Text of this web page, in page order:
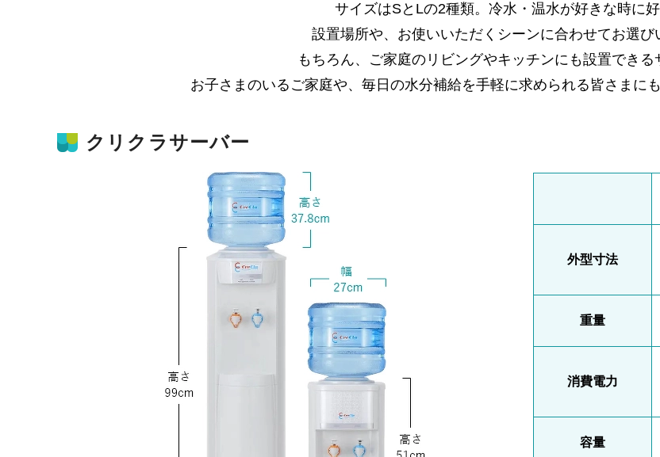
サイズはSとLの2種類。冷水・温水が好きな時に好
設置場所や、お使いいただくシーンに合わせてお選び
もちろん、ご家庭のリビングやキッチンにも設置できる
お子さまのいるご家庭や、毎日の水分補給を手軽に求められる皆さまに
クリクラサーバー
外型寸法
重量
消費電力
容量